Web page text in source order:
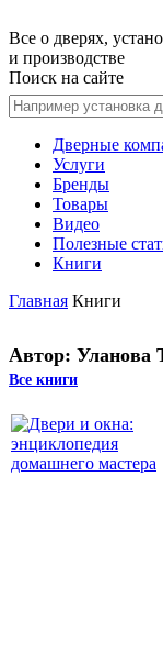
Все о дверях,
и производстве
Поиск на сайте
Дверные
Услуги
Бренды
Товары
Видео
Полезные
Книги
Главная Книги
Автор: Уланова
Все книги